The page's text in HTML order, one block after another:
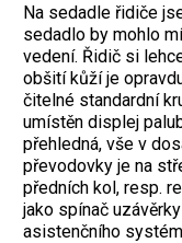
Na sedadle řidiče
sedadlo by mohlo
vedení. Řidič si
obšití kůží je
čitelné standardní
umístěn displej
přehledná, vše v
převodovky je na
předních kol, resp.
jako spínač
asistenčního